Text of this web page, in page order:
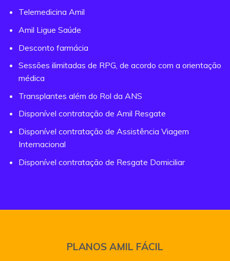
Telemedicina Amil
Amil Ligue Saúde
Desconto farmácia
Sessões ilimitadas de RPG, de acordo com a orientação
médica
Transplantes além do Rol da ANS
Disponível contratação de Amil Resgate
Disponível contratação de Assistência Viagem
Internacional
Disponível contratação de Resgate Domiciliar
PLANOS AMIL FÁCIL